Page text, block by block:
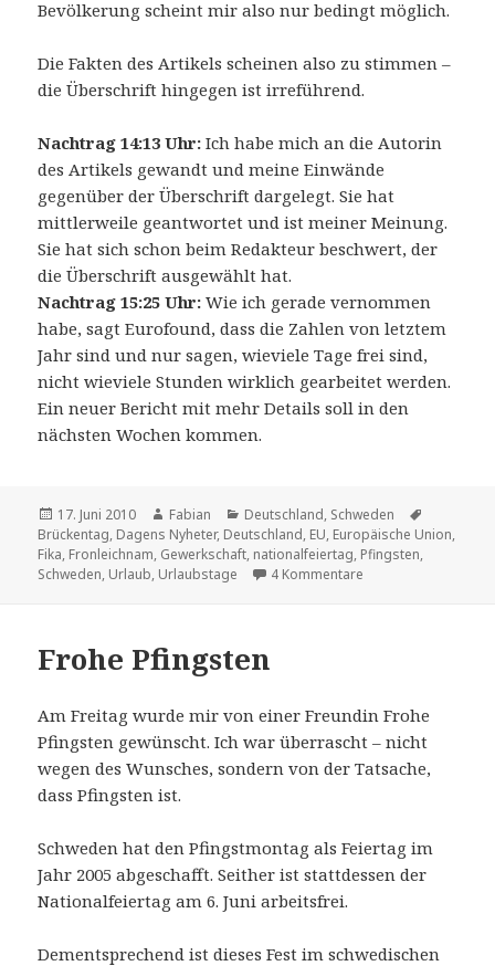
Bevölkerung scheint mir also nur bedingt möglich.
Die Fakten des Artikels scheinen also zu stimmen –
die Überschrift hingegen ist irreführend.
Nachtrag 14:13 Uhr: Ich habe mich an die Autorin
des Artikels gewandt und meine Einwände
gegenüber der Überschrift dargelegt. Sie hat
mittlerweile geantwortet und ist meiner Meinung.
Sie hat sich schon beim Redakteur beschwert, der
die Überschrift ausgewählt hat.
Nachtrag 15:25 Uhr: Wie ich gerade vernommen
habe, sagt Eurofound, dass die Zahlen von letztem
Jahr sind und nur sagen, wieviele Tage frei sind,
nicht wieviele Stunden wirklich gearbeitet werden.
Ein neuer Bericht mit mehr Details soll in den
nächsten Wochen kommen.
Veröffentlicht
am
17. Juni 2010 Autor
Fabian Kategorien
Deutschland, Schweden
Brückentag, Dagens Nyheter, Deutschland, EU, Europäische Union,
Fika, Fronleichnam, Gewerkschaft, nationalfeiertag, Pfingsten,
Schweden, Urlaub, Urlaubstage 4 Kommentare
Frohe Pfingsten
Am Freitag wurde mir von einer Freundin Frohe
Pfingsten gewünscht. Ich war überrascht – nicht
wegen des Wunsches, sondern von der Tatsache,
dass Pfingsten ist.
Schweden hat den Pfingstmontag als Feiertag im
Jahr 2005 abgeschafft. Seither ist stattdessen der
Nationalfeiertag am 6. Juni arbeitsfrei.
Dementsprechend ist dieses Fest im schwedischen